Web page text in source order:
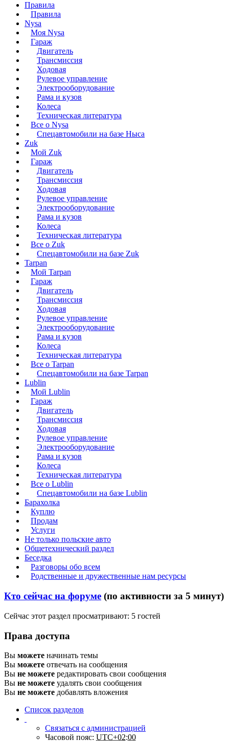
Правила
Правила
Nysa
Моя Nysa
Гараж
Двигатель
Трансмиссия
Ходовая
Рулевое управление
Электрооборудование
Рама и кузов
Колеса
Техническая литература
Все о Nysa
Спецавтомобили на базе Ныса
Zuk
Мой Zuk
Гараж
Двигатель
Трансмиссия
Ходовая
Рулевое управление
Электрооборудование
Рама и кузов
Колеса
Техническая литература
Все о Zuk
Спецавтомобили на базе Zuk
Tarpan
Мой Tarpan
Гараж
Двигатель
Трансмиссия
Ходовая
Рулевое управление
Электрооборудование
Рама и кузов
Колеса
Техническая литература
Все о Tarpan
Спецавтомобили на базе Tarpan
Lublin
Мой Lublin
Гараж
Двигатель
Трансмиссия
Ходовая
Рулевое управление
Электрооборудование
Рама и кузов
Колеса
Техническая литература
Все о Lublin
Спецавтомобили на базе Lublin
Барахолка
Куплю
Продам
Услуги
Не только польские авто
Общетехнический раздел
Беседка
Разговоры обо всем
Родственные и дружественные нам ресурсы
Кто сейчас на форуме (по активности за 5 минут)
Сейчас этот раздел просматривают: 5 гостей
Права доступа
Вы можете начинать темы
Вы можете отвечать на сообщения
Вы не можете редактировать свои сообщения
Вы не можете удалять свои сообщения
Вы не можете добавлять вложения
Список разделов
Связаться с администрацией
Часовой пояс: UTC+02:00